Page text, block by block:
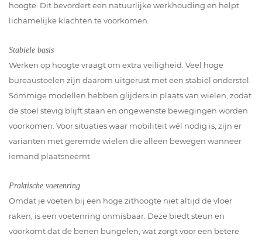
hoogte. Dit bevordert een natuurlijke werkhouding en helpt
lichamelijke klachten te voorkomen.
Stabiele basis
Werken op hoogte vraagt om extra veiligheid. Veel hoge
bureaustoelen zijn daarom uitgerust met een stabiel onderstel.
Sommige modellen hebben glijders in plaats van wielen, zodat
de stoel stevig blijft staan en ongewenste bewegingen worden
voorkomen. Voor situaties waar mobiliteit wél nodig is, zijn er
varianten met geremde wielen die alleen bewegen wanneer
iemand plaatsneemt.
Praktische voetenring
Omdat je voeten bij een hoge zithoogte niet altijd de vloer
raken, is een voetenring onmisbaar. Deze biedt steun en
voorkomt dat de benen bungelen, wat zorgt voor een betere